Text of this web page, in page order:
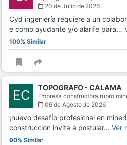
20 de Julio de 2026
Cyd ingeniería requiere a un
e como ayudante y/o alarife para…
100% Similar
EC TOPOGRAFO - CALAMA
Empresa constructora rubro
06 de Agosto de 2026
¡nuevo desafÍo profesional en
construcción invita a postular… Ver
90% Similar